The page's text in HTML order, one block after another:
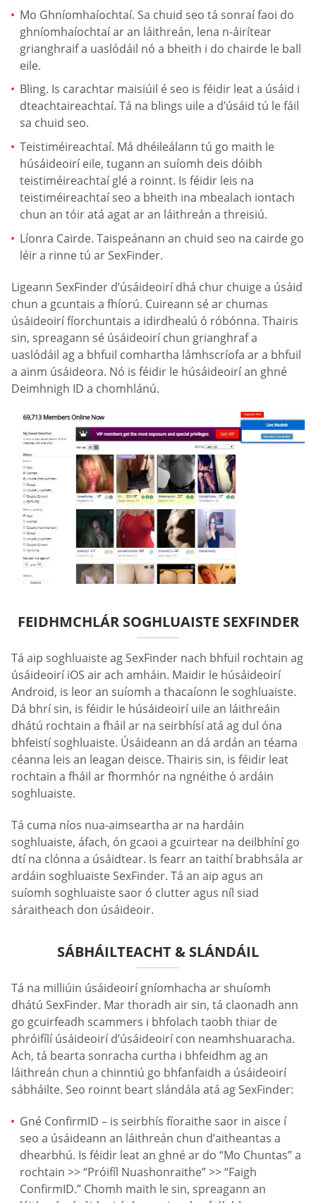
Mo Ghníomhaíochtaí. Sa chuid seo tá sonraí faoi do
ghníomhaíochtaí ar an láithreán, lena n-áirítear
grianghraif a uaslódáil nó a bheith i do chairde le ball
eile.
Bling. Is carachtar maisiúil é seo is féidir leat a úsáid i
dteachtaireachtaí. Tá na blings uile a d’úsáid tú le fáil
sa chuid seo.
Teistiméireachtaí. Má dhéileálann tú go maith le
húsáideoirí eile, tugann an suíomh deis dóibh
teistiméireachtaí glé a roinnt. Is féidir leis na
teistiméireachtaí seo a bheith ina mbealach iontach
chun an tóir atá agat ar an láithreán a threisiú.
Líonra Cairde. Taispeánann an chuid seo na cairde go
léir a rinne tú ar SexFinder.
Ligeann SexFinder d’úsáideoirí dhá chur chuige a úsáid
chun a gcuntais a fhíorú. Cuireann sé ar chumas
úsáideoirí fíorchuntais a idirdhealú ó róbónna. Thairis
sin, spreagann sé úsáideoirí chun grianghraf a
uaslódáil ag a bhfuil comhartha lámhscríofa ar a bhfuil
a ainm úsáideora. Nó is féidir le húsáideoirí an ghné
Deimhnigh ID a chomhlánú.
FEIDHMCHLÁR SOGHLUAISTE SEXFINDER
Tá aip soghluaiste ag SexFinder nach bhfuil rochtain ag
úsáideoirí iOS air ach amháin. Maidir le húsáideoirí
Android, is leor an suíomh a thacaíonn le soghluaiste.
Dá bhrí sin, is féidir le húsáideoirí uile an láithreáin
dhátú rochtain a fháil ar na seirbhísí atá ag dul óna
bhfeistí soghluaiste. Úsáideann an dá ardán an téama
céanna leis an leagan deisce. Thairis sin, is féidir leat
rochtain a fháil ar fhormhór na ngnéithe ó ardáin
soghluaiste.
Tá cuma níos nua-aimseartha ar na hardáin
soghluaiste, áfach, ón gcaoi a gcuirtear na deilbhíní go
dtí na clónna a úsáidtear. Is fearr an taithí brabhsála ar
ardáin soghluaiste SexFinder. Tá an aip agus an
suíomh soghluaiste saor ó clutter agus níl siad
sáraitheach don úsáideoir.
SÁBHÁILTEACHT & SLÁNDÁIL
Tá na milliúin úsáideoirí gníomhacha ar shuíomh
dhátú SexFinder. Mar thoradh air sin, tá claonadh ann
go gcuirfeadh scammers i bhfolach taobh thiar de
phróifílí úsáideoirí d’úsáideoirí con neamhshuaracha.
Ach, tá bearta sonracha curtha i bhfeidhm ag an
láithreán chun a chinntiú go bhfanfaidh a úsáideoirí
sábháilte. Seo roinnt beart slándála atá ag SexFinder:
Gné ConfirmID – is seirbhís fíoraithe saor in aisce í
seo a úsáideann an láithreán chun d’aitheantas a
dhearbhú. Is féidir leat an ghné ar do “Mo Chuntas” a
rochtain >> “Próifíl Nuashonraithe” >> “Faigh
ConfirmID.” Chomh maith le sin, spreagann an